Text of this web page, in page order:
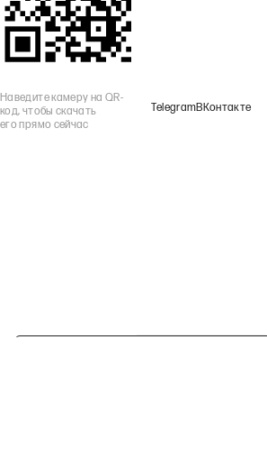
Наведите камеру на QR-
код, чтобы скачать
его прямо сейчас
TelegramВКонтакте